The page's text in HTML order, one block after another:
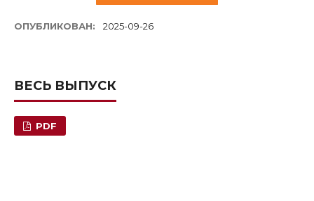
ОПУБЛИКОВАН: 2025-09-26
ВЕСЬ ВЫПУСК
PDF